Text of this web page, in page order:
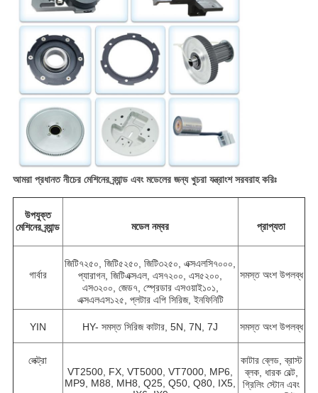
আমরা প্রধানত নীচের মেশিনের ব্র্যান্ড এবং মডেলের জন্য খুচরা যন্ত্রাংশ সরবরাহ করিঃ
উপযুক্ত
মেশিনের ব্র্যান্ড
মডেল নম্বর প্রাপ্যতা
গার্বার
জিটি৭২৫০, জিটি৫২৫০, জিটি৩২৫০, এক্সএলসি৭০০০,
প্যারাগন, জিটিএক্সএল, এস৭২০০, এস৫২০০,
এস৩২০০, জেড৭, স্প্রেডার এসওয়াই১০১,
এক্সএলএস১২৫, প্লটার এপি সিরিজ, ইনফিনিটি
সমস্ত অংশ উপলব্ধ
YIN HY- সমস্ত সিরিজ কাটার, 5N, 7N, 7J সমস্ত অংশ উপলব্ধ
লেক্ট্রা
VT2500, FX, VT5000, VT7000, MP6,
MP9, M88, MH8, Q25, Q50, Q80, IX5,
কাটার ব্লেড, ব্রাস্ট
ব্লক, ধারক বেল্ট,
গ্রিলিং স্টোন এবং